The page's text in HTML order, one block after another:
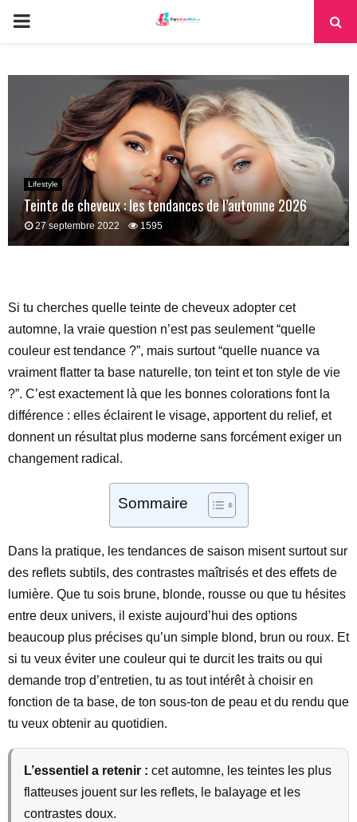
PRIMARY
Lifestyle
Teinte de cheveux : les tendances de l’automne 2026
27 septembre 2022 1595
Si tu cherches quelle teinte de cheveux adopter cet
automne, la vraie question n’est pas seulement “quelle
couleur est tendance ?”, mais surtout “quelle nuance va
vraiment flatter ta base naturelle, ton teint et ton style de vie
?”. C’est exactement là que les bonnes colorations font la
différence : elles éclairent le visage, apportent du relief, et
donnent un résultat plus moderne sans forcément exiger un
changement radical.
Sommaire
Dans la pratique, les tendances de saison misent surtout sur
des reflets subtils, des contrastes maîtrisés et des effets de
lumière. Que tu sois brune, blonde, rousse ou que tu hésites
entre deux univers, il existe aujourd’hui des options
beaucoup plus précises qu’un simple blond, brun ou roux. Et
si tu veux éviter une couleur qui te durcit les traits ou qui
demande trop d’entretien, tu as tout intérêt à choisir en
fonction de ta base, de ton sous-ton de peau et du rendu que
tu veux obtenir au quotidien.
L’essentiel a retenir : cet automne, les teintes les plus
flatteuses jouent sur les reflets, le balayage et les
contrastes doux.